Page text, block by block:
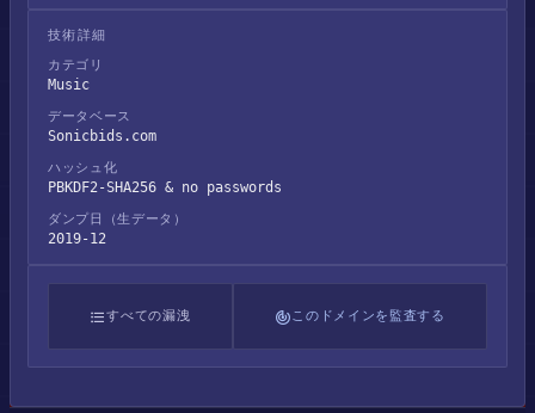
技術詳細
カテゴリ
Music
データベース
Sonicbids.com
ハッシュ化
PBKDF2-SHA256 & no passwords
ダンプ日（生データ）
2019-12
すべての漏洩 このドメインを監査する